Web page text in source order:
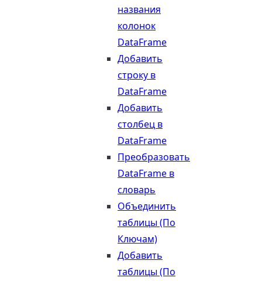
названия
колонок
DataFrame
Добавить
строку в
DataFrame
Добавить
столбец в
DataFrame
Преобразовать
DataFrame в
словарь
Объединить
таблицы (По
Ключам)
Добавить
таблицы (По